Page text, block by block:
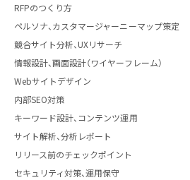
RFPのつくり方
ペルソナ、カスタマージャーニーマップ策定
競合サイト分析、UXリサーチ
情報設計、画面設計（ワイヤーフレーム）
Webサイトデザイン
内部SEO対策
キーワード設計、コンテンツ運用
サイト解析、分析レポート
リリース前のチェックポイント
セキュリティ対策、運用保守